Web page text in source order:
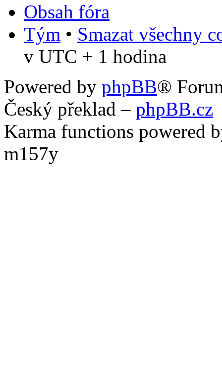
Obsah fóra
Tým • Smazat všechny
v UTC + 1 hodina
Powered by phpBB®
Český překlad – phpBB.cz
Karma functions powered
m157y